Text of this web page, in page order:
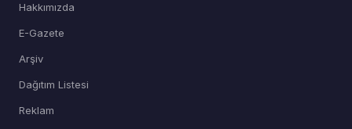
Hakkımızda
E-Gazete
Arşiv
Dağıtım Listesi
Reklam